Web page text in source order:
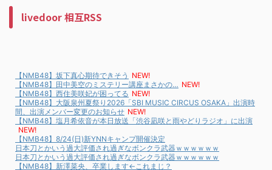
livedoor 相互RSS
【NMB48】坂下真心期待できそう NEW!
【NMB48】田中美空のミステリー講座まさかの… NEW!
【NMB48】西住美咲妃が困ってる NEW!
【NMB48】大阪泉州夏祭り2026「SBI MUSIC CIRCUS OSAKA」出演時
間、出演メンバー変更のお知らせ NEW!
【NMB48】塩月希依音が本日放送「渋谷凪咲と雨やどりラジオ」に出演
NEW!
【NMB48】8/24(日)新YNNキャンプ開催決定
日本刀とかいう過大評価され過ぎなボンクラ武器ｗｗｗｗｗｗ
日本刀とかいう過大評価され過ぎなボンクラ武器ｗｗｗｗｗｗ
【NMB48】新澤菜央、卒業します←これまじ？